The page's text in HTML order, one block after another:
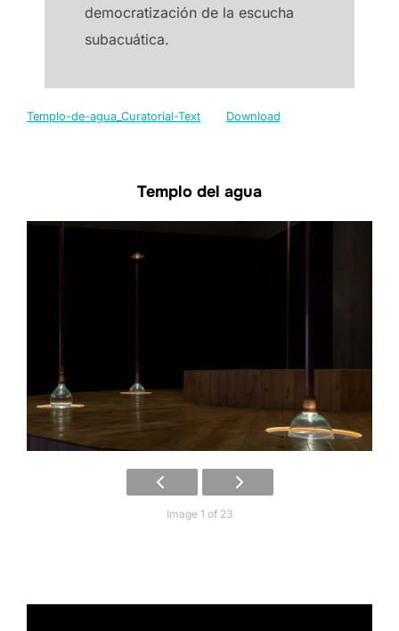
democratización de la escucha
subacuática.
Templo-de-agua_Curatorial-Text Download
Templo del agua
Image 1 of 23